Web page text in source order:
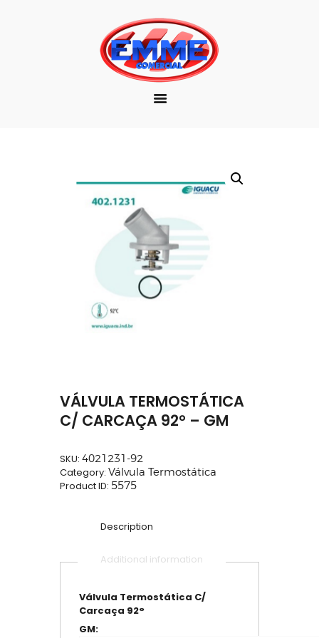
EMPRESA
MARCAS
PRODUTOS
VÁLVULA TERMOSTÁTICA
C/ CARCAÇA 92° – GM
SKU: 4021231-92
Category: Válvula Termostática
Product ID: 5575
Description
Additional information
Válvula Termostática C/
Carcaça 92°
GM: